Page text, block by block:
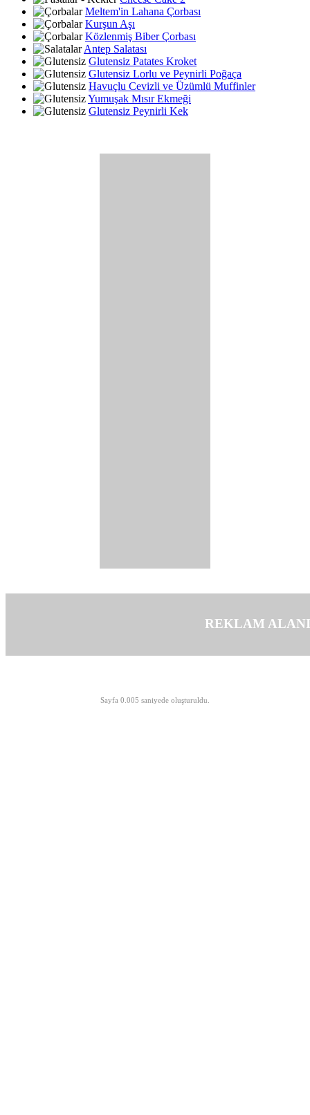
Meltem'in Lahana Çorbası
Kurşun Aşı
Közlenmiş Biber Çorbası
Antep Salatası
Glutensiz Patates Kroket
Glutensiz Lorlu ve Peynirli Poğaça
Havuçlu Cevizli ve Üzümlü Muffinler
Yumuşak Mısır Ekmeği
Glutensiz Peynirli Kek
REKLAM ALANI
Sayfa 0.005 saniyede oluşturuldu.